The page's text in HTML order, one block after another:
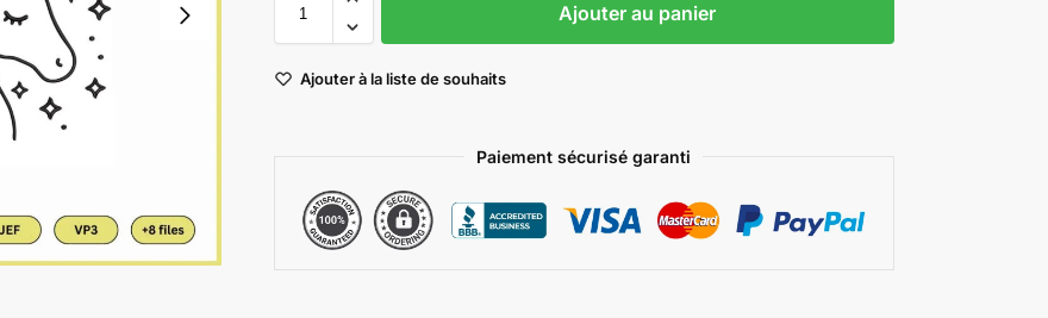
Ajouter au panier
Ajouter à la liste de souhaits
Paiement sécurisé garanti